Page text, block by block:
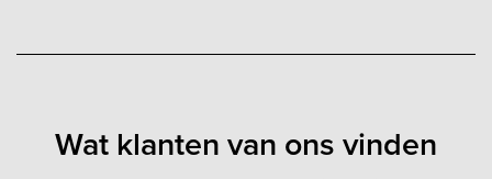
Wat klanten van ons vinden